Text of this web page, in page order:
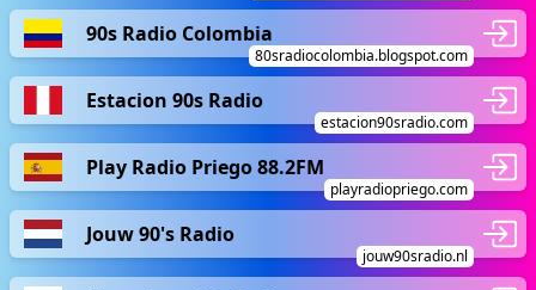
90s Radio Colombia
80sradiocolombia.blogspot.com
Estacion 90s Radio
estacion90sradio.com
Play Radio Priego 88.2FM
playradiopriego.com
Jouw 90's Radio
jouw90sradio.nl